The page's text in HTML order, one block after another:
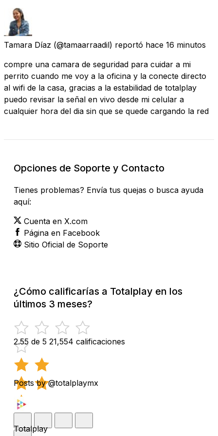
Tamara Díaz (@tamaarraadil) reportó hace 16 minutos
compre una camara de seguridad para cuidar a mi
perrito cuando me voy a la oficina y la conecte directo
al wifi de la casa, gracias a la estabilidad de totalplay
puedo revisar la señal en vivo desde mi celular a
cualquier hora del dia sin que se quede cargando la red
Opciones de Soporte y Contacto
Tienes problemas? Envía tus quejas o busca ayuda
aquí:
Cuenta en X.com
Página en Facebook
Sitio Oficial de Soporte
¿Cómo calificarías a Totalplay en los
últimos 3 meses?
2.55 de 5 21,554 calificaciones
Posts by @totalplaymx
Totalplay